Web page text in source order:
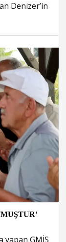
Denizer’in
yapan GMİS